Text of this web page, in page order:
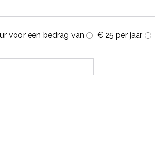
voor een bedrag van € 25 per jaar